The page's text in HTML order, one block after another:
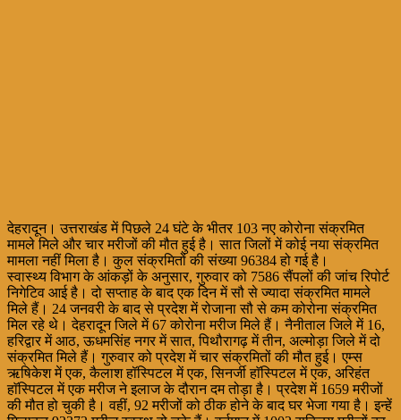
देहरादून। उत्तराखंड में पिछले 24 घंटे के भीतर 103 नए कोरोना संक्रमित
मामले मिले और चार मरीजों की मौत हुई है। सात जिलों में कोई नया संक्रमित
मामला नहीं मिला है। कुल संक्रमितों की संख्या 96384 हो गई है।
स्वास्थ्य विभाग के आंकड़ों के अनुसार, गुरुवार को 7586 सैंपलों की जांच रिपोर्ट
निगेटिव आई है। दो सप्ताह के बाद एक दिन में सौ से ज्यादा संक्रमित मामले
मिले हैं। 24 जनवरी के बाद से प्रदेश में रोजाना सौ से कम कोरोना संक्रमित
मिल रहे थे। देहरादून जिले में 67 कोरोना मरीज मिले हैं। नैनीताल जिले में 16,
हरिद्वार में आठ, ऊधमसिंह नगर में सात, पिथौरागढ़ में तीन, अल्मोड़ा जिले में दो
संक्रमित मिले हैं। गुरुवार को प्रदेश में चार संक्रमितों की मौत हुई। एम्स
ऋषिकेश में एक, कैलाश हॉस्पिटल में एक, सिनर्जी हाॅस्पिटल में एक, अरिहंत
हाॅस्पिटल में एक मरीज ने इलाज के दौरान दम तोड़ा है। प्रदेश में 1659 मरीजों
की मौत हो चुकी है। वहीं, 92 मरीजों को ठीक होने के बाद घर भेजा गया है। इन्हें